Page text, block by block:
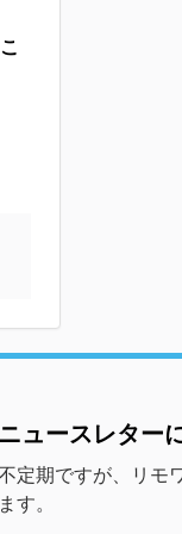
ュースレター
定期ですが、リモ
す。